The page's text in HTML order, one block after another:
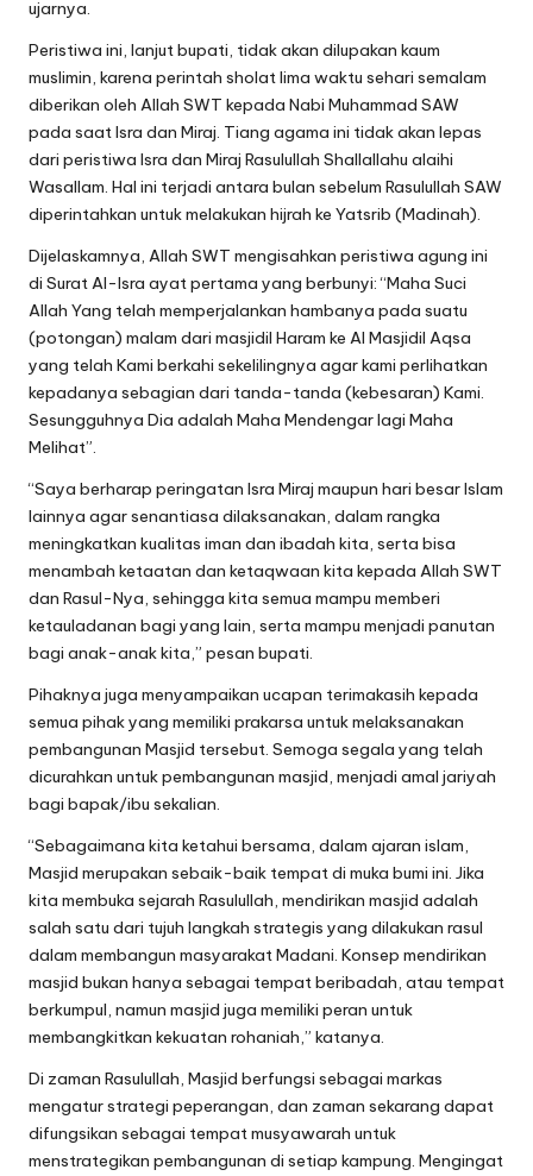
ujarnya.
Peristiwa ini, lanjut bupati, tidak akan dilupakan kaum
muslimin, karena perintah sholat lima waktu sehari semalam
diberikan oleh Allah SWT kepada Nabi Muhammad SAW
pada saat Isra dan Miraj. Tiang agama ini tidak akan lepas
dari peristiwa Isra dan Miraj Rasulullah Shallallahu alaihi
Wasallam. Hal ini terjadi antara bulan sebelum Rasulullah SAW
diperintahkan untuk melakukan hijrah ke Yatsrib (Madinah).
Dijelaskamnya, Allah SWT mengisahkan peristiwa agung ini
di Surat Al-Isra ayat pertama yang berbunyi: “Maha Suci
Allah Yang telah memperjalankan hambanya pada suatu
(potongan) malam dari masjidil Haram ke Al Masjidil Aqsa
yang telah Kami berkahi sekelilingnya agar kami perlihatkan
kepadanya sebagian dari tanda-tanda (kebesaran) Kami.
Sesungguhnya Dia adalah Maha Mendengar lagi Maha
Melihat”.
“Saya berharap peringatan Isra Miraj maupun hari besar Islam
lainnya agar senantiasa dilaksanakan, dalam rangka
meningkatkan kualitas iman dan ibadah kita, serta bisa
menambah ketaatan dan ketaqwaan kita kepada Allah SWT
dan Rasul-Nya, sehingga kita semua mampu memberi
ketauladanan bagi yang lain, serta mampu menjadi panutan
bagi anak-anak kita,” pesan bupati.
Pihaknya juga menyampaikan ucapan terimakasih kepada
semua pihak yang memiliki prakarsa untuk melaksanakan
pembangunan Masjid tersebut. Semoga segala yang telah
dicurahkan untuk pembangunan masjid, menjadi amal jariyah
bagi bapak/ibu sekalian.
“Sebagaimana kita ketahui bersama, dalam ajaran islam,
Masjid merupakan sebaik-baik tempat di muka bumi ini. Jika
kita membuka sejarah Rasulullah, mendirikan masjid adalah
salah satu dari tujuh langkah strategis yang dilakukan rasul
dalam membangun masyarakat Madani. Konsep mendirikan
masjid bukan hanya sebagai tempat beribadah, atau tempat
berkumpul, namun masjid juga memiliki peran untuk
membangkitkan kekuatan rohaniah,” katanya.
Di zaman Rasulullah, Masjid berfungsi sebagai markas
mengatur strategi peperangan, dan zaman sekarang dapat
difungsikan sebagai tempat musyawarah untuk
menstrategikan pembangunan di setiap kampung. Mengingat